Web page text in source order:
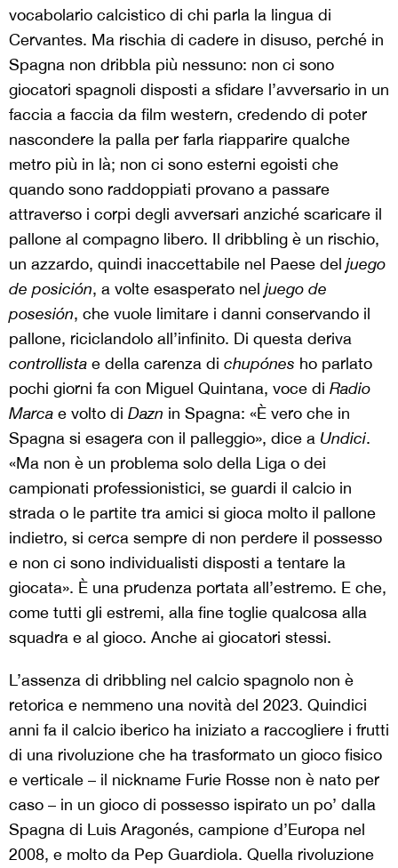
vocabolario calcistico di chi parla la lingua di
Cervantes. Ma rischia di cadere in disuso, perché in
Spagna non dribbla più nessuno: non ci sono
giocatori spagnoli disposti a sfidare l’avversario in un
faccia a faccia da film western, credendo di poter
nascondere la palla per farla riapparire qualche
metro più in là; non ci sono esterni egoisti che
quando sono raddoppiati provano a passare
attraverso i corpi degli avversari anziché scaricare il
pallone al compagno libero. Il dribbling è un rischio,
un azzardo, quindi inaccettabile nel Paese del juego
de posición, a volte esasperato nel juego de
posesión, che vuole limitare i danni conservando il
pallone, riciclandolo all’infinito. Di questa deriva
controllista e della carenza di chupónes ho parlato
pochi giorni fa con Miguel Quintana, voce di Radio
Marca e volto di Dazn in Spagna: «È vero che in
Spagna si esagera con il palleggio», dice a Undici.
«Ma non è un problema solo della Liga o dei
campionati professionistici, se guardi il calcio in
strada o le partite tra amici si gioca molto il pallone
indietro, si cerca sempre di non perdere il possesso
e non ci sono individualisti disposti a tentare la
giocata». È una prudenza portata all’estremo. E che,
come tutti gli estremi, alla fine toglie qualcosa alla
squadra e al gioco. Anche ai giocatori stessi.
L’assenza di dribbling nel calcio spagnolo non è
retorica e nemmeno una novità del 2023. Quindici
anni fa il calcio iberico ha iniziato a raccogliere i frutti
di una rivoluzione che ha trasformato un gioco fisico
e verticale – il nickname Furie Rosse non è nato per
caso – in un gioco di possesso ispirato un po’ dalla
Spagna di Luis Aragonés, campione d’Europa nel
2008, e molto da Pep Guardiola. Quella rivoluzione